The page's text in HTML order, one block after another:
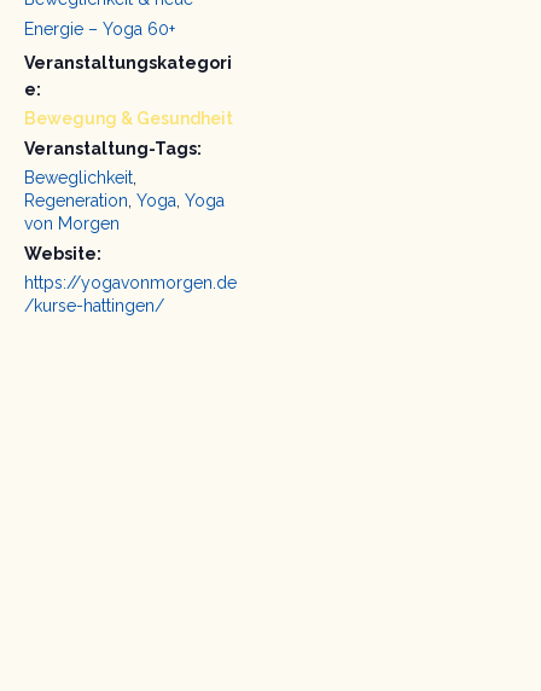
Energie – Yoga 60+
Veranstaltungskategori
e:
Bewegung & Gesundheit
Veranstaltung-Tags:
Beweglichkeit,
Regeneration, Yoga, Yoga
von Morgen
Website:
https://yogavonmorgen.de
/kurse-hattingen/